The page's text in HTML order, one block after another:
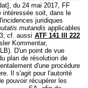
du 24 mai 2017, FF
intéressée soit, dans le
juridiques
mutandis applicables
cf. aussi ATF 141 III 222
Kommentar,
). D'un point de vue
plan de résolution de
d'une procédure
Il s'agit pour l'autorité
pouvoir récupérer les